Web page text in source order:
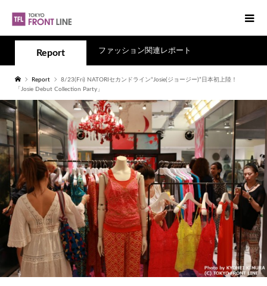
Report ファッション関連レポート
Report
8/23(Fri) NATORIセカンドライン“Josie(ジョージー)”日本初上陸！
「Josie Debut Collection Party」